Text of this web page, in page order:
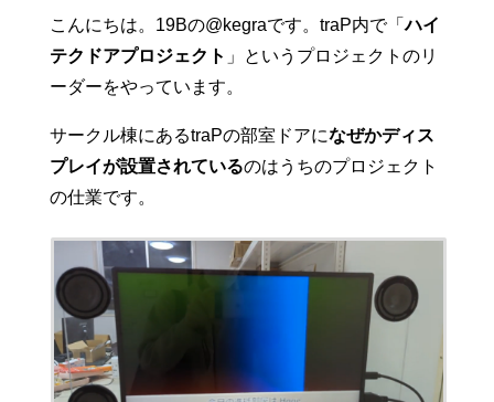
こんにちは。19Bの@kegraです。traP内で「ハイ
テクドアプロジェクト 」というプロジェクトのリ
ーダーをやっています。
サークル棟にあるtraPの部室ドアになぜかディス
プレイが設置されているのはうちのプロジェクト
の仕業です。